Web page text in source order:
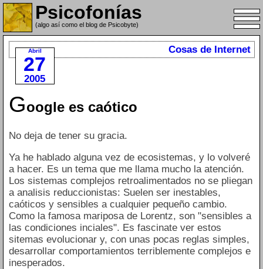
Psicofonías
(algo así como el blog de Psicobyte)
Abril
27
2005
Cosas de Internet
Google es caótico
No deja de tener su gracia.
Ya he hablado alguna vez de ecosistemas, y lo volveré
a hacer. Es un tema que me llama mucho la atención.
Los sistemas complejos retroalimentados no se pliegan
a analisis reduccionistas: Suelen ser inestables,
caóticos y sensibles a cualquier pequeño cambio.
Como la famosa mariposa de Lorentz, son "sensibles a
las condiciones inciales". Es fascinate ver estos
sitemas evolucionar y, con unas pocas reglas simples,
desarrollar comportamientos terriblemente complejos e
inesperados.